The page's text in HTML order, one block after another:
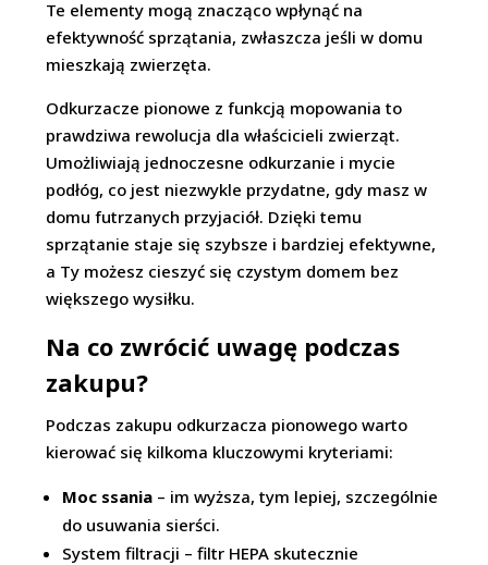
Te elementy mogą znacząco wpłynąć na
efektywność sprzątania, zwłaszcza jeśli w domu
mieszkają zwierzęta.
Odkurzacze pionowe z funkcją mopowania to
prawdziwa rewolucja dla właścicieli zwierząt.
Umożliwiają jednoczesne odkurzanie i mycie
podłóg, co jest niezwykle przydatne, gdy masz w
domu futrzanych przyjaciół. Dzięki temu
sprzątanie staje się szybsze i bardziej efektywne,
a Ty możesz cieszyć się czystym domem bez
większego wysiłku.
Na co zwrócić uwagę podczas
zakupu?
Podczas zakupu odkurzacza pionowego warto
kierować się kilkoma kluczowymi kryteriami:
Moc ssania – im wyższa, tym lepiej, szczególnie
do usuwania sierści.
System filtracji – filtr HEPA skutecznie